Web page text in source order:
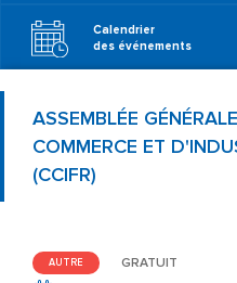
Calendrier
des événements
ASSEMBLÉE
COMMERCE ET
(CCIFR)
AUTRE GRATUIT